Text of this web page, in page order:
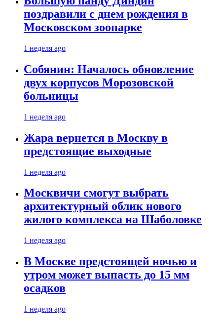
поздравили с днем рождения в
Московском зоопарке
1 неделя ago
Собянин: Началось обновление
двух корпусов Морозовской
больницы
1 неделя ago
Жара вернется в Москву в
предстоящие выходные
1 неделя ago
Москвичи смогут выбрать
архитектурный облик нового
жилого комплекса на Шаболовке
1 неделя ago
В Москве предстоящей ночью и
утром может выпасть до 15 мм
осадков
1 неделя ago